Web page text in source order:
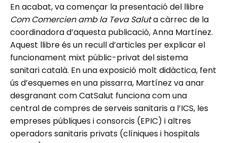
En acabat, va començar la presentació del llibre
Com Comercien amb la Teva Saluta càrrec de la
coordinadora d’aquesta publicació, Anna Martínez.
Aquest llibre és un recull d’articles per explicar el
funcionament mixt públic-privat del sistema
sanitari català. En una exposició molt didàctica, fent
ús d’esquemes en una pissarra, Martínez va anar
desgranant com CatSalut funciona com una
central de compres de serveis sanitaris a l’ICS, les
empreses públiques i consorcis (EPIC) i altres
operadors sanitaris privats (clíniques i hospitals